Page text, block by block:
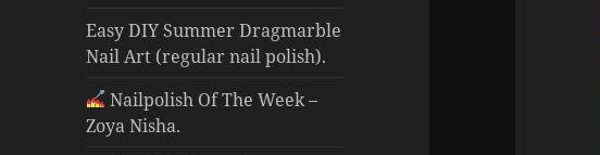
Easy DIY Summer Dragmarble
Nail Art (regular nail polish).
Nailpolish Of The Week –
Zoya Nisha.